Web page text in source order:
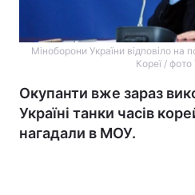
Міноборони України відповіло на
Кореї /
Окупанти вже зараз
Україні танки часів
нагадали в МОУ.